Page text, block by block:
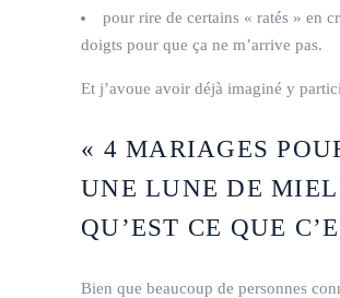
pour rire de certains « ratés » en
doigts pour que ça ne m’arrive pas.
Et j’avoue avoir déjà imaginé y
« 4 MARIAGES
UNE LUNE DE
QU’EST CE QUE
Bien que beaucoup de personnes